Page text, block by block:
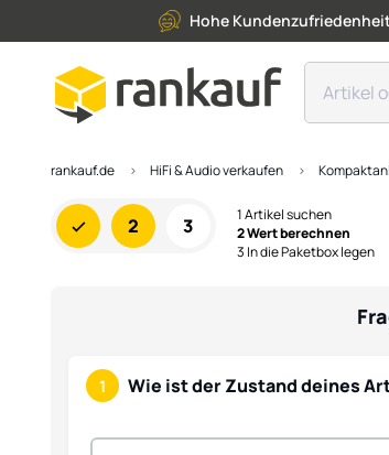
Hohe
rankauf.de HiFi & Audio verkaufen
2 3
1 Artikel suchen
2 Wert berechnen
3 In die Paketbox legen
1 Wie ist der Zustand deines